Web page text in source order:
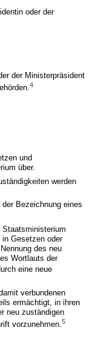
oder der
der Ministerpräsident
4
und
über.
werden
Bezeichnung eines
Staatsministerium
Gesetzen oder
des neu
Wortlauts der
eine neue
verbundenen
ermächtigt, in ihren
neu zuständigen
vorzunehmen.5